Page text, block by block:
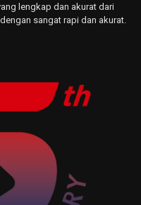
lengkap dan akurat dari
sangat rapi dan akurat.